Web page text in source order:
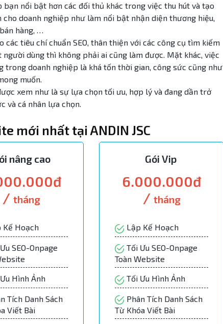
nổi bật hơn các đối thủ khác trong việc thu hút và tạo
doanh nghiệp như làm nổi bật nhận diện thương hiệu,
hàng, …
tiêu chí chuẩn SEO, thân thiện với các công cụ tìm kiếm
dùng thì không phải ai cũng làm được. Mặt khác, việc
doanh nghiệp là khá tốn thời gian, công sức cũng như
muốn.
xem như là sự lựa chọn tối ưu, hợp lý và đang dần trở
và cá nhân lựa chọn.
mới nhất tại ANDIN JSC
nâng cao
/ tháng
Kế Hoạch
SEO-Onpage
Hình Ảnh
Tích Danh Sách
Viết Bài
Gói Vip
6.000.000đ
/ tháng
Lập Kế Hoạch
Tối Ưu SEO-Onpage
Toàn Website
Tối Ưu Hình Ảnh
Phân Tích Danh Sách
Từ Khóa Viết Bài